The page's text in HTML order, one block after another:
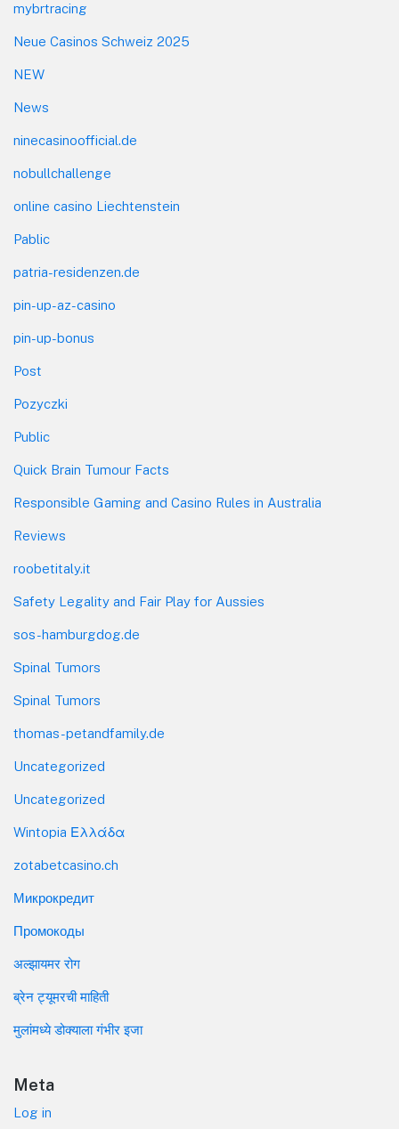
mybrtracing
Neue Casinos Schweiz 2025
NEW
News
ninecasinoofficial.de
nobullchallenge
online casino Liechtenstein
Pablic
patria-residenzen.de
pin-up-az-casino
pin-up-bonus
Post
Pozyczki
Public
Quick Brain Tumour Facts
Responsible Gaming and Casino Rules in Australia
Reviews
roobetitaly.it
Safety Legality and Fair Play for Aussies
sos-hamburgdog.de
Spinal Tumors
Spinal Tumors
thomas-petandfamily.de
Uncategorized
Uncategorized
Wintopia Ελλάδα
zotabetcasino.ch
Микрокредит
Промокоды
अल्झायमर रोग
ब्रेन ट्यूमरची माहिती
मुलांमध्ये डोक्याला गंभीर इजा
Meta
Log in